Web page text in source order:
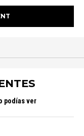
podías ver